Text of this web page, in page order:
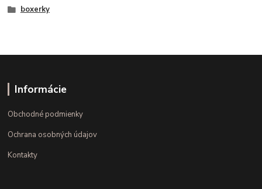
boxerky
Informácie
Obchodné podmienky
Ochrana osobných údajov
Kontakty